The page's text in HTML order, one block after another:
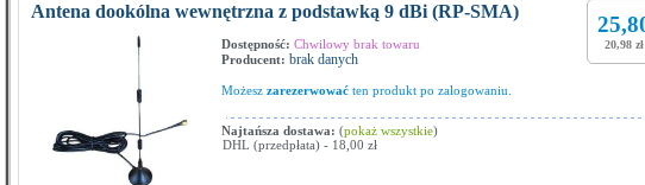
Antena dookólna wewnętrzna z podstawką 9 dBi (RP-SMA)
20,98
Dostępność: Chwilowy brak towaru
Producent: brak danych
Możesz zarezerwować ten produkt po zalogowaniu.
Najtańsza dostawa: (pokaż wszystkie)
DHL (przedpłata) - 18,00 zł